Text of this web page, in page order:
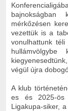
mérkőzésen
vezettük is a
vonulhattunk
végül újra
A klub
es és 2025-ös
Ligakupa-siker,